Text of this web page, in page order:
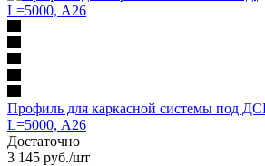
Профиль для каркасной системы под
L=5000, А26
Достаточно
3 145 руб./шт